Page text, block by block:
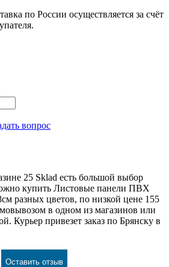
по России осуществляется за счёт
вопрос
25 Sklad есть большой выбор
купить Листовые панели ПВХ
разных цветов, по низкой цене 155
в одном из магазинов или
Курьер привезет заказ по Брянску в
Оставить отзыв